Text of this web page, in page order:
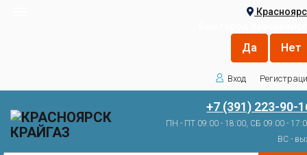
Вход
+7 (391) 223-90-
ПН - ПТ 09:00 - 18:00, СБ 09:00 -
ВС -